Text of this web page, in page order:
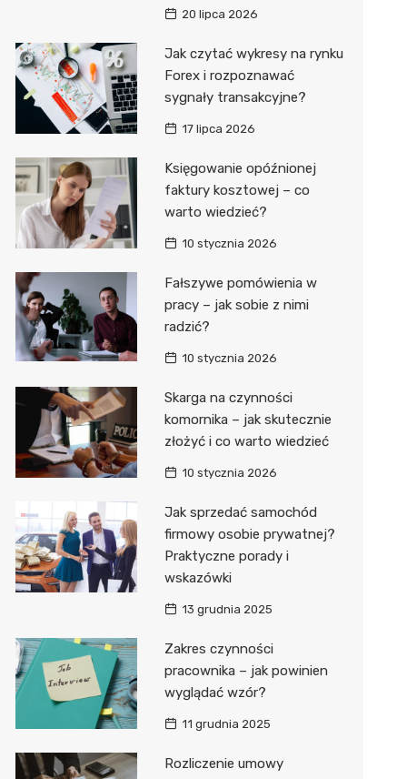
20 lipca 2026
Jak czytać wykresy na rynku
Forex i rozpoznawać
sygnały transakcyjne?
17 lipca 2026
Księgowanie opóźnionej
faktury kosztowej – co
warto wiedzieć?
10 stycznia 2026
Fałszywe pomówienia w
pracy – jak sobie z nimi
radzić?
10 stycznia 2026
Skarga na czynności
komornika – jak skutecznie
złożyć i co warto wiedzieć
10 stycznia 2026
Jak sprzedać samochód
firmowy osobie prywatnej?
Praktyczne porady i
wskazówki
13 grudnia 2025
Zakres czynności
pracownika – jak powinien
wyglądać wzór?
11 grudnia 2025
Rozliczenie umowy